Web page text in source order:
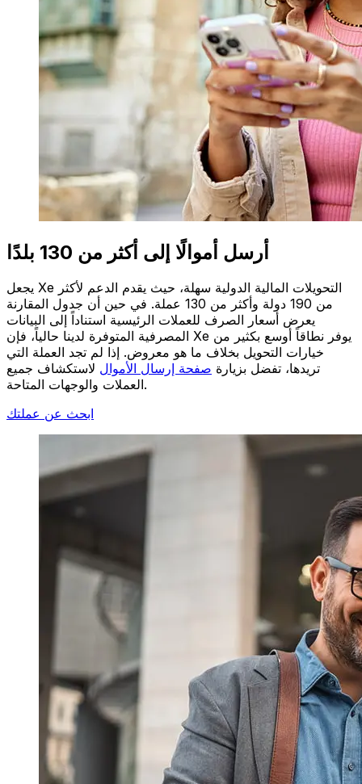
أرسل أموالًا إلى أكثر من 130 بلدًا
يجعل Xe التحويلات المالية الدولية سهلة، حيث يقدم الدعم لأكثر
من 190 دولة وأكثر من 130 عملة. في حين أن جدول المقارنة
يعرض أسعار الصرف للعملات الرئيسية استناداً إلى البيانات
المصرفية المتوفرة لدينا حالياً، فإن Xe يوفر نطاقاً أوسع بكثير من
خيارات التحويل بخلاف ما هو معروض. إذا لم تجد العملة التي
تريدها، تفضل بزيارة صفحة إرسال الأموال لاستكشاف جميع
العملات والوجهات المتاحة.
ابحث عن عملتك